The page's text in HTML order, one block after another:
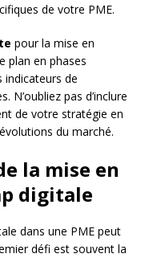
de votre PME.
pour la mise en
plan en phases
indicateurs de
N’oubliez pas d’inclure
de votre stratégie en
du marché.
la mise en
digitale
dans une PME peut
défi est souvent la